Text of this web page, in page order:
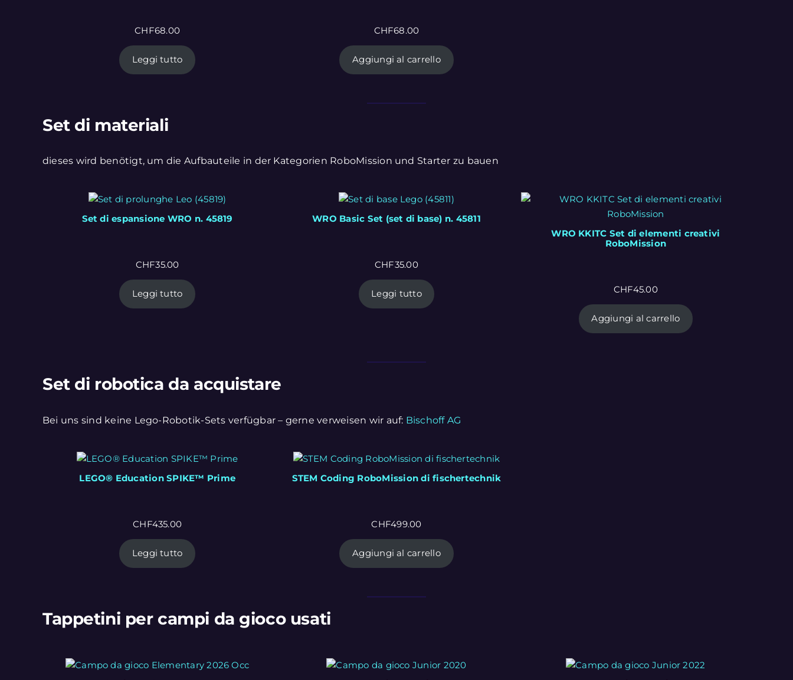
CHF68.00
Leggi tutto
CHF68.00
Aggiungi al carrello
Set di materiali
dieses wird benötigt, um die Aufbauteile in der Kategorien RoboMission und Starter zu bauen
Set di espansione WRO n. 45819
CHF35.00
Leggi tutto
WRO Basic Set (set di base) n. 45811
CHF35.00
Leggi tutto
WRO KKITC Set di elementi creativi
RoboMission
CHF45.00
Aggiungi al carrello
Set di robotica da acquistare
Bei uns sind keine Lego-Robotik-Sets verfügbar – gerne verweisen wir auf: Bischoff AG
LEGO® Education SPIKE™ Prime
CHF435.00
Leggi tutto
STEM Coding RoboMission di fischertechnik
CHF499.00
Aggiungi al carrello
Tappetini per campi da gioco usati